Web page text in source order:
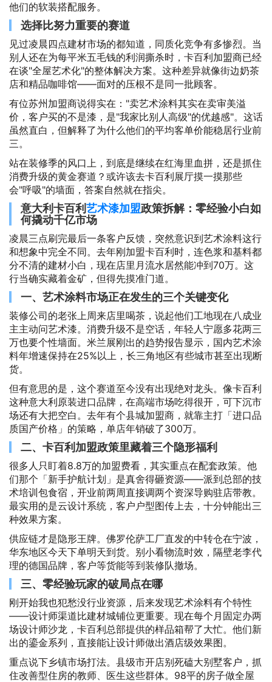
他们的软装搭配服务。
选择比努力重要的赛道
见过凌晨四点建材市场的都知道，同质化竞争有多惨烈。当
别人还在为每平米五毛钱的利润撕杀时，卡百利加盟商已经
在谈"全屋艺术化"的整体解决方案。这种差异就像街边奶茶
店和精品咖啡馆——面对的压根不是同一批顾客。
有位苏州加盟商说得实在："卖艺术涂料其实在卖审美溢
价，客户买的不是漆，是"我家比别人高级"的优越感"。这话
虽然直白，但解释了为什么他们的平均客单价能稳居行业前
三。
站在装修季的风口上，到底是继续在红海里血拼，还是抓住
消费升级的黄金赛道？或许该去卡百利展厅摸一摸那些
会"呼吸"的墙面，答案自然就在指尖。
意大利卡百利艺术漆加盟政策拆解：零经验小白如
何撬动千亿市场
凌晨三点刷完最后一条客户反馈，突然意识到艺术涂料这行
和想象中完全不同。去年刚加盟卡百利时，连色浆和基料都
分不清的建材小白，现在店里月流水居然能冲到70万。这
行当确实藏着金矿，但得先摸准门道。
一、艺术涂料市场正在发生的三个关键变化
装修公司的老张上周来店里喝茶，说起他们工地现在八成业
主主动问艺术漆。消费升级不是空话，年轻人宁愿多花两三
万也要个性墙面。米兰展刚出的趋势报告显示，国内艺术涂
料年增速保持在25%以上，长三角地区有些城市甚至出现断
货。
但有意思的是，这个赛道至今没有出现绝对龙头。像卡百利
这种意大利原装进口品牌，在高端市场吃得很开，可下沉市
场还有大把空白。去年有个县城加盟商，就靠主打「进口品
质国产价格」的策略，单店年销破了300万。
二、卡百利加盟政策里藏着三个隐形福利
很多人只盯着8.8万的加盟费看，其实重点在配套政策。他
们那个「新手护航计划」是真舍得砸资源——派到总部的技
术培训包食宿，开业前两周直接调两个资深导购驻店带教。
最实用的是云设计系统，客户户型图传上去，十分钟能出三
种效果方案。
供应链才是隐形王牌。佛罗伦萨工厂直发的中转仓在宁波，
华东地区今天下单明天到货。别小看物流时效，隔壁老李代
理的德国品牌，客户等货能等到装修队撤场。
三、零经验玩家的破局点在哪
刚开始我也犯愁没行业资源，后来发现艺术涂料有个特性
——设计师渠道比建材城铺位更重要。现在每个月固定办两
场设计师沙龙，卡百利总部提供的样品箱帮了大忙。他们新
出的鎏金系列，直接能让设计师做出酒店级效果图。
重点说下乡镇市场打法。县级市开店别死磕大别墅客户，抓
住改善型住房的教师、医生这些群体。98平的房子做全屋